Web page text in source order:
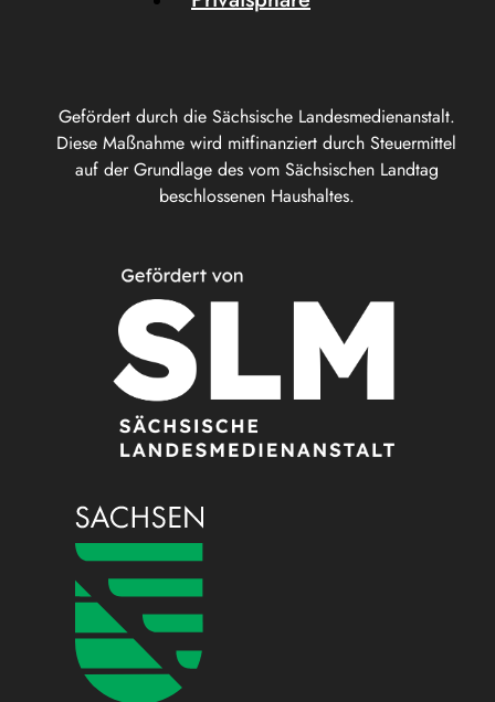
Gefördert durch die Sächsische Landesmedienanstalt.
Diese Maßnahme wird mitfinanziert durch Steuermittel
auf der Grundlage des vom Sächsischen Landtag
beschlossenen Haushaltes.